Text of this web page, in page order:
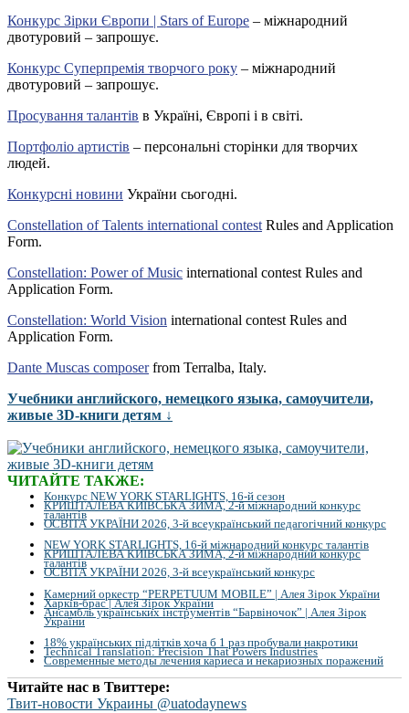
Конкурс Зірки Європи | Stars of Europe – міжнародний
двотуровий – запрошує.
Конкурс Суперпремія творчого року – міжнародний
двотуровий – запрошує.
Просування талантів в Україні, Європі і в світі.
Портфоліо артистів – персональні сторінки для творчих
людей.
Конкурсні новини України сьогодні.
Constellation of Talents international contest Rules and Application
Form.
Constellation: Power of Music international contest Rules and
Application Form.
Constellation: World Vision international contest Rules and
Application Form.
Dante Muscas composerfrom Terralba, Italy.
Учебники английского, немецкого языка, самоучители,
живые 3D-книги детям ↓
ЧИТАЙТЕ ТАКЖЕ:
Конкурс NEW YORK STARLIGHTS, 16-й сезон
КРИШТАЛЕВА КИЇВСЬКА ЗИМА, 2-й міжнародний конкурс
талантів
ОСВІТА УКРАЇНИ 2026, 3-й всеукраїнський педагогічний конкурс
NEW YORK STARLIGHTS, 16-й міжнародний конкурс талантів
КРИШТАЛЕВА КИЇВСЬКА ЗИМА, 2-й міжнародний конкурс
талантів
ОСВІТА УКРАЇНИ 2026, 3-й всеукраїнський конкурс
Камерний оркестр “PERPETUUM MOBILE” | Алея Зірок України
Харків-брас | Алея Зірок України
Ансамбль українських інструментів “Барвіночок” | Алея Зірок
України
18% українських підлітків хоча б 1 раз пробували накротики
Technical Translation: Precision That Powers Industries
Современные методы лечения кариеса и некариозных поражений
Читайте нас в Твиттере:
Твит-новости Украины @uatodaynews